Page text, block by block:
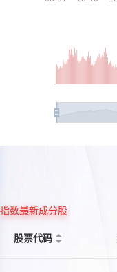
指数最新成分股
股票代码